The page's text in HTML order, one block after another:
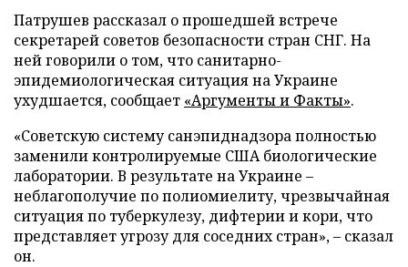
Патрушев рассказал о прошедшей встрече
секретарей советов безопасности стран СНГ. На
ней говорили о том, что санитарно-
эпидемиологическая ситуация на Украине
ухудшается, сообщает «Аргументы и Факты».
«Советскую систему санэпиднадзора полностью
заменили контролируемые США биологические
лаборатории. В результате на Украине –
неблагополучие по полиомиелиту, чрезвычайная
ситуация по туберкулезу, дифтерии и кори, что
представляет угрозу для соседних стран», – сказал
он.